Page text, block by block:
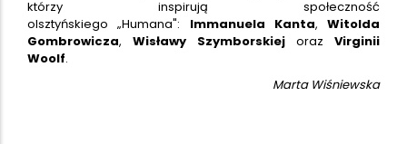
którzy inspirują społeczność
olsztyńskiego „Humana": Immanuela Kanta, Witolda
Gombrowicza, Wisławy Szymborskiej oraz Virginii
Woolf.
Marta Wiśniewska